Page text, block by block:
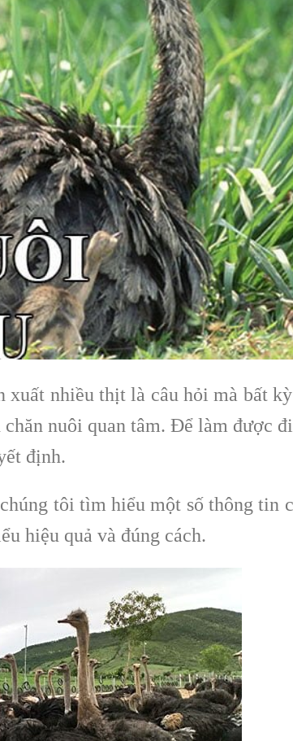
xuất nhiều thịt là câu hỏi mà bất
nuôi quan tâm. Để làm được
định.
tôi tìm hiểu một số thông tin
hiệu quả và đúng cách.